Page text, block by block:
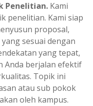
Penelitian. Kami
penelitian. Kami siap
proposal,
sesuai dengan
yang tepat,
Anda berjalan efektif
Topik ini
atau sub pokok
oleh kampus.